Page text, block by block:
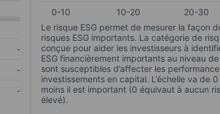
-
-
-
0-10 10-20 20-30
Le risque ESG permet de mesurer la façon
risques ESG importants. La catégorie de
conçue pour aider les investisseurs à
ESG financièrement importants au niveau
sont susceptibles d’affecter les
investissements en capital. L’échelle va de
moins il est important (0 équivaut à aucun
élevé).